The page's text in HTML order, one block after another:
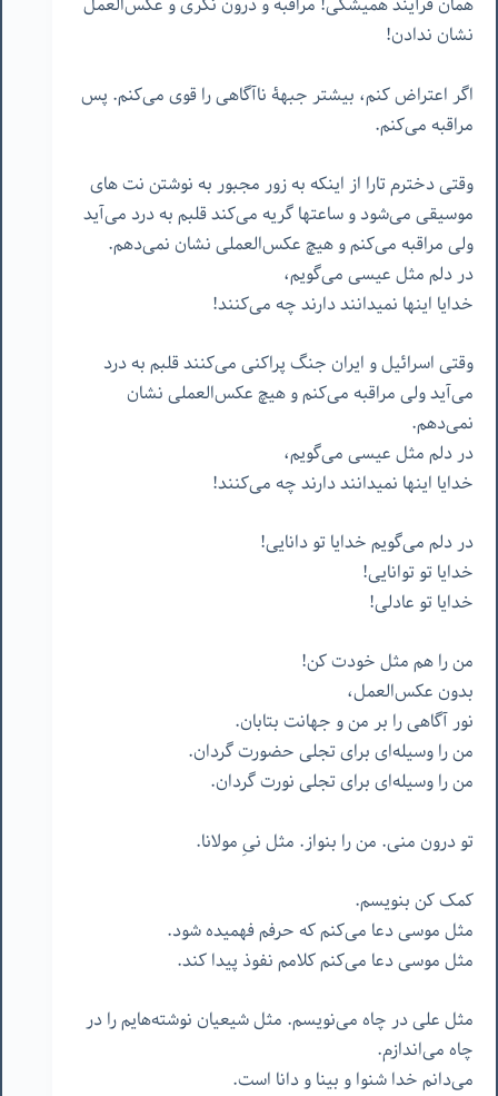
نشان ندادن!
اگر اعتراض کنم، بیشتر جبهۀ ناآگاهی را قوی می‌کنم. پس
مراقبه می‌کنم.
وقتی دخترم تارا از اینکه به زور مجبور به نوشتن نت های
موسیقی می‌شود و ساعتها گریه می‌کند قلبم به درد می‌آید
ولی مراقبه می‌کنم و هیچ عکس‌العملی نشان نمی‌دهم.
در دلم مثل عیسی می‌گویم،
خدایا اینها نمیدانند دارند چه می‌کنند!
وقتی اسرائیل و ایران جنگ پراکنی می‌کنند قلبم به درد
می‌آید ولی مراقبه می‌کنم و هیچ عکس‌العملی نشان
نمی‌دهم.
در دلم مثل عیسی می‌گویم،
خدایا اینها نمیدانند دارند چه می‌کنند!
در دلم می‌گویم خدایا تو دانایی!
خدایا تو توانایی!
خدایا تو عادلی!
من را هم مثل خودت کن!
بدون عکس‌العمل،
نور آگاهی را بر من و جهانت بتابان.
من را وسیله‌ای برای تجلی حضورت گردان.
من را وسیله‌ای برای تجلی نورت گردان.
تو درون منی. من را بنواز. مثل نیِ مولانا.
کمک کن بنویسم.
مثل موسی دعا می‌کنم که حرفم فهمیده شود.
مثل موسی دعا می‌کنم کلامم نفوذ پیدا کند.
مثل علی در چاه می‌نویسم. مثل شیعیان نوشته‌هایم را در
چاه می‌اندازم.
می‌دانم خدا شنوا و بینا و دانا است.